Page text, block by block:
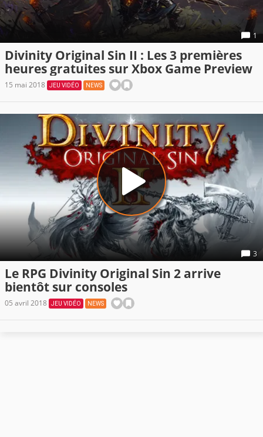
1
Divinity Original Sin II : Les 3 premières
heures gratuites sur Xbox Game Preview
15 mai 2018 JEU VIDÉO NEWS
3
Le RPG Divinity Original Sin 2 arrive
bientôt sur consoles
05 avril 2018 JEU VIDÉO NEWS